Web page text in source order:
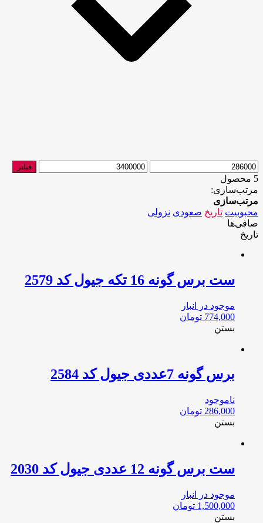
حداقل
قیمت
حداکثر
فیلتر
5 محصول
مرتب‌سازی:
مرتب‌سازی
محبوبیت تاریخ صعودی نزولی
صافی‌ها
تاریخ
ست برس گونه 16 تکه جیول کد 2579
موجود در انبار
774,000 تومان
بستن
برس گونه 7عددی جیول کد 2584
ناموجود
286,000 تومان
بستن
ست برس گونه 12 عددی جیول کد 2030
موجود در انبار
1,500,000 تومان
بستن